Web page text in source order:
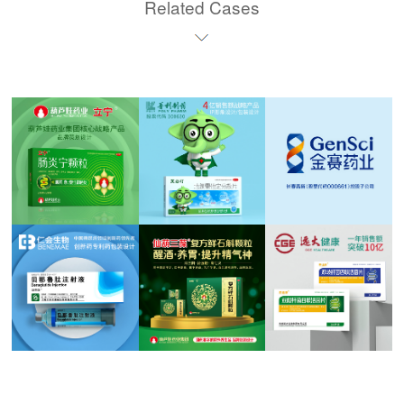
Related Cases